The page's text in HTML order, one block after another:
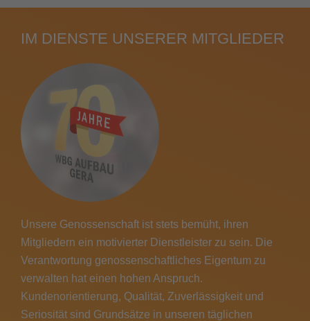
Bauleiter
„Aufbau“
eine
regional
Wohnungsbaugenossenschaft
Wohn-
und
Gewerbeeinheiten.
betreuen
IM DIENSTE UNSERER MITGLIEDER
Unsere Genossenschaft ist stets bemüht, ihren
Mitgliedern ein motivierter Dienstleister zu sein. Die
Verantwortung genossenschaftliches Eigentum zu
verwalten hat einen hohen Anspruch.
Kundenorientierung, Qualität, Zuverlässigkeit und
Seriosität sind Grundsätze in unseren täglichen